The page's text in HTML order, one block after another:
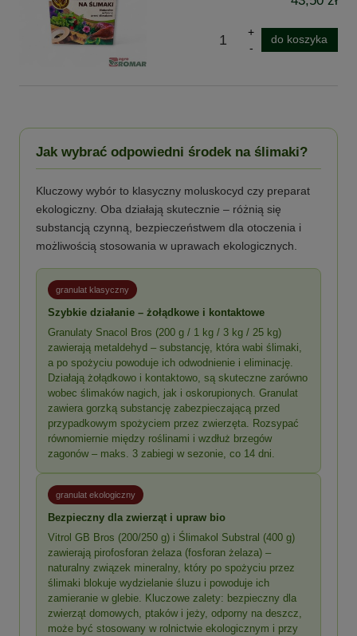
do koszyka
Jak wybrać odpowiedni środek na ślimaki?
Kluczowy wybór to klasyczny moluskocyd czy preparat
ekologiczny. Oba działają skutecznie – różnią się
substancją czynną, bezpieczeństwem dla otoczenia i
możliwością stosowania w uprawach ekologicznych.
granulat klasyczny
Szybkie działanie – żołądkowe i kontaktowe
Granulaty Snacol Bros (200 g / 1 kg / 3 kg / 25 kg)
zawierają metaldehyd – substancję, która wabi ślimaki,
a po spożyciu powoduje ich odwodnienie i eliminację.
Działają żołądkowo i kontaktowo, są skuteczne zarówno
wobec ślimaków nagich, jak i oskorupionych. Granulat
zawiera gorzką substancję zabezpieczającą przed
przypadkowym spożyciem przez zwierzęta. Rozsypać
równomiernie między roślinami i wzdłuż brzegów
zagonów – maks. 3 zabiegi w sezonie, co 14 dni.
granulat ekologiczny
Bezpieczny dla zwierząt i upraw bio
Vitrol GB Bros (200/250 g) i Ślimakol Substral (400 g)
zawierają pirofosforan żelaza (fosforan żelaza) –
naturalny związek mineralny, który po spożyciu przez
ślimaki blokuje wydzielanie śluzu i powoduje ich
zamieranie w glebie. Kluczowe zalety: bezpieczny dla
zwierząt domowych, ptaków i jeży, odporny na deszcz,
może być stosowany w rolnictwie ekologicznym i przy